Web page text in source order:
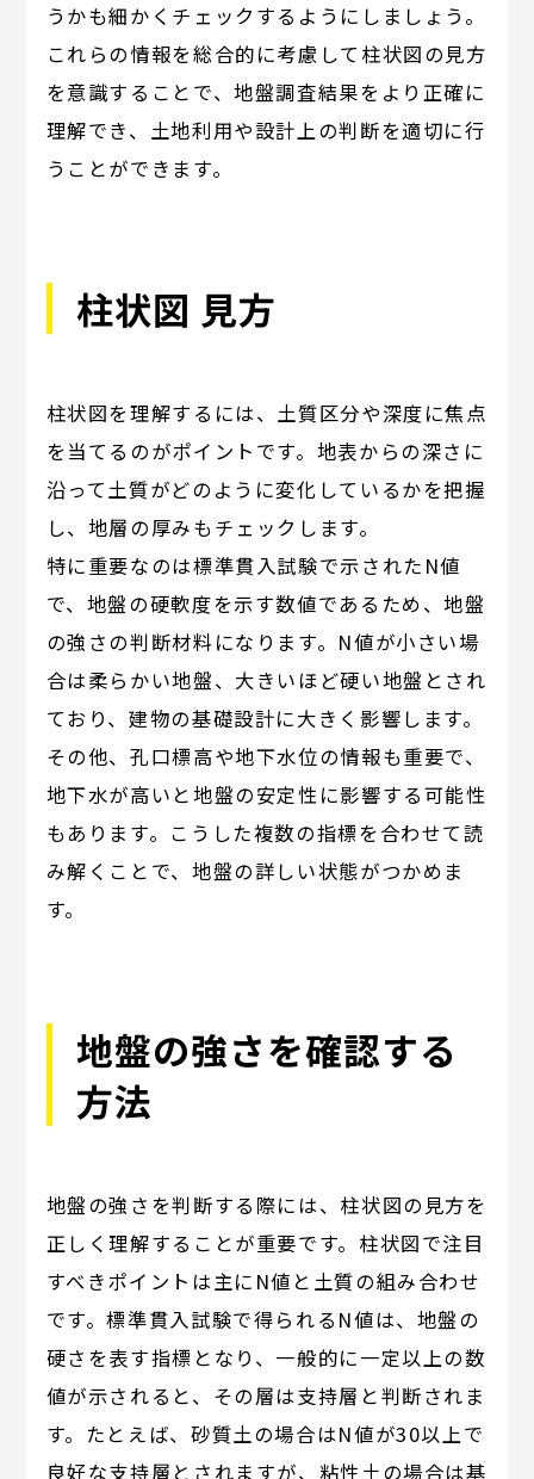
うかも細かくチェックするようにしましょう。
これらの情報を総合的に考慮して柱状図の見方
を意識することで、地盤調査結果をより正確に
理解でき、土地利用や設計上の判断を適切に行
うことができます。
柱状図 見方
柱状図を理解するには、土質区分や深度に焦点
を当てるのがポイントです。地表からの深さに
沿って土質がどのように変化しているかを把握
し、地層の厚みもチェックします。
特に重要なのは標準貫入試験で示されたN値
で、地盤の硬軟度を示す数値であるため、地盤
の強さの判断材料になります。N値が小さい場
合は柔らかい地盤、大きいほど硬い地盤とされ
ており、建物の基礎設計に大きく影響します。
その他、孔口標高や地下水位の情報も重要で、
地下水が高いと地盤の安定性に影響する可能性
もあります。こうした複数の指標を合わせて読
み解くことで、地盤の詳しい状態がつかめま
す。
地盤の強さを確認する
方法
地盤の強さを判断する際には、柱状図の見方を
正しく理解することが重要です。柱状図で注目
すべきポイントは主にN値と土質の組み合わせ
です。標準貫入試験で得られるN値は、地盤の
硬さを表す指標となり、一般的に一定以上の数
値が示されると、その層は支持層と判断されま
す。たとえば、砂質土の場合はN値が30以上で
良好な支持層とされますが、粘性土の場合は基